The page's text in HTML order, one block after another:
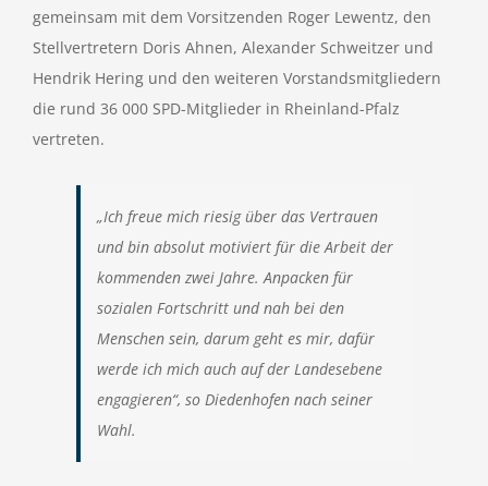
gemeinsam mit dem Vorsitzenden Roger Lewentz, den
Stellvertretern Doris Ahnen, Alexander Schweitzer und
Hendrik Hering und den weiteren Vorstandsmitgliedern
die rund 36 000 SPD-Mitglieder in Rheinland-Pfalz
vertreten.
„Ich freue mich riesig über das Vertrauen
und bin absolut motiviert für die Arbeit der
kommenden zwei Jahre. Anpacken für
sozialen Fortschritt und nah bei den
Menschen sein, darum geht es mir, dafür
werde ich mich auch auf der Landesebene
engagieren“, so Diedenhofen nach seiner
Wahl.